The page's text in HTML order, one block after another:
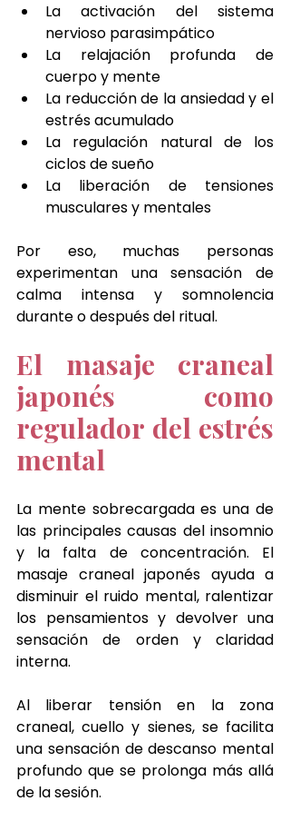
La activación del sistema
nervioso parasimpático
La relajación profunda de
cuerpo y mente
La reducción de la ansiedad y el
estrés acumulado
La regulación natural de los
ciclos de sueño
La liberación de tensiones
musculares y mentales
Por eso, muchas personas
experimentan una sensación de
calma intensa y somnolencia
durante o después del ritual.
El masaje craneal
japonés como
regulador del estrés
mental
La mente sobrecargada es una de
las principales causas del insomnio
y la falta de concentración. El
masaje craneal japonés ayuda a
disminuir el ruido mental, ralentizar
los pensamientos y devolver una
sensación de orden y claridad
interna.
Al liberar tensión en la zona
craneal, cuello y sienes, se facilita
una sensación de descanso mental
profundo que se prolonga más allá
de la sesión.